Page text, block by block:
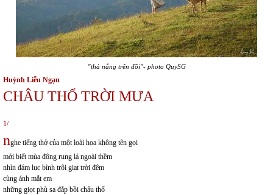
"thả nắng trên đồi"- photo QuySG
Huỳnh Liễu Ngạn
CHÂU THỔ TRỜI MƯA
1/
nghe tiếng thở của một loài hoa không tên gọi
mới biết mùa đông rụng lá ngoài thềm
nhìn đám lục bình trôi giạt trời đêm
cùng ánh mắt em
những giọt phù sa đắp bồi châu thổ